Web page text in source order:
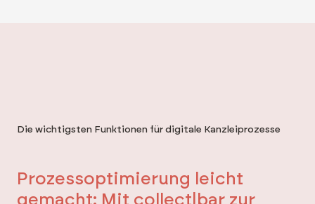
Die wichtigsten Funktionen für digitale Kanzleiprozesse
Prozessoptimierung leicht
gemacht: Mit collect|bar zur